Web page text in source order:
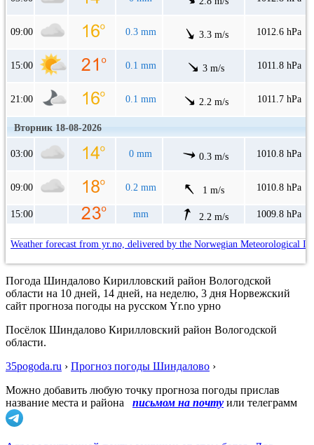
09:00 0.3 mm 3.3 m/s 1012.6 hPa
15:00 0.1 mm 3 m/s 1011.8 hPa
21:00 0.1 mm 2.2 m/s 1011.7 hPa
Вторник 18-08-2026
03:00 0 mm 0.3 m/s 1010.8 hPa
09:00 0.2 mm 1 m/s 1010.8 hPa
15:00 mm 2.2 m/s 1009.8 hPa
Weather forecast from yr.no, delivered by the Norwegian Meteorological
Погода Шиндалово Кирилловский район Вологодской
области на 10 дней, 14 дней, на неделю, 3 дня Норвежский
сайт прогноза погоды на русском Yr.no урно
Посёлок Шиндалово Кирилловский район Вологодской
области.
35pogoda.ru › Прогноз погоды Шиндалово ›
Можно добавить любую точку прогноза погоды прислав
название места и района
письмом на почту или телеграмм